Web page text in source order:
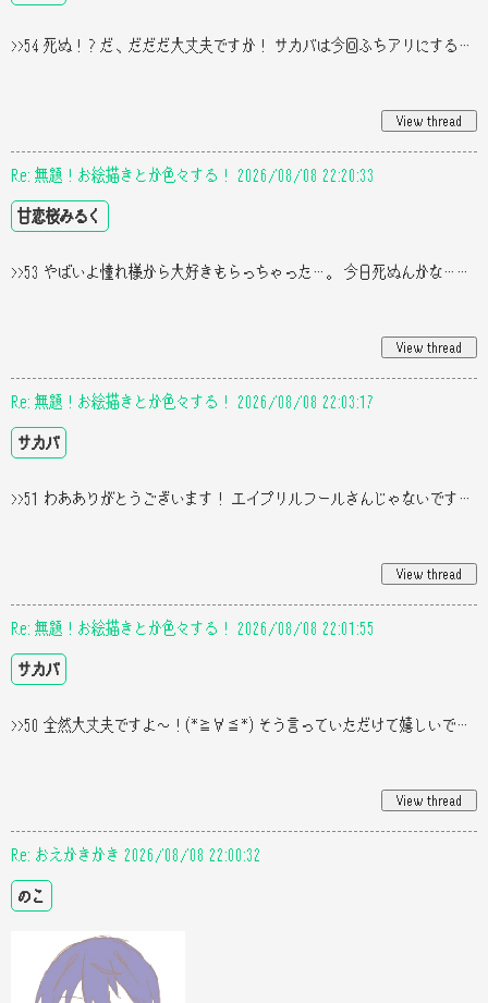
>>54 死ぬ！？だ、だだだ大丈夫ですか！ サカバは今回ふちアリにするので あんまりキャンバスのサイズ気にしてないですね、サ
Re: 無題！お絵描きとか色々する！ 2026/08/08 22:20:33
甘恋桜みるく
>>53 やばいよ憧れ様から大好きもらっちゃった…。 今日死ぬんかな…？((( てか……、ネップリ作る時のキャンバスサイズってい
Re: 無題！お絵描きとか色々する！ 2026/08/08 22:03:17
サカバ
>>51 わあありがとうございます！ エイプリルフールさんじゃないですよ！(？) そう言っていただけて嬉しいですし、サカバも大好
Re: 無題！お絵描きとか色々する！ 2026/08/08 22:01:55
サカバ
>>50 全然大丈夫ですよ〜！(*≧∀≦*) そう言っていただけて嬉しいです〜！
Re: おえかきかき 2026/08/08 22:00:32
のこ